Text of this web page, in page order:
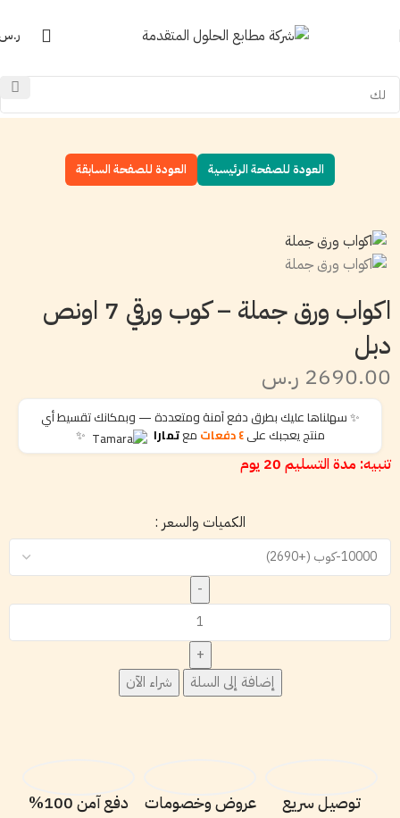
العودة للصفحة الرئيسية العودة للصفحة السابقة
اكواب ورق جملة – كوب ورقي 7 اونص
دبل
2690.00 ر.س
✨ سهلناها عليك بطرق دفع آمنة ومتعددة — وبمكانك تقسيط أي
منتج يعجبك على٤ دفعات معتمارا
✨
تنبيه: مدة التسليم 20 يوم
الكميات والسعر :
إضافة إلى السلة شراء الآن
توصيل سريع عروض وخصومات دفع آمن 100%